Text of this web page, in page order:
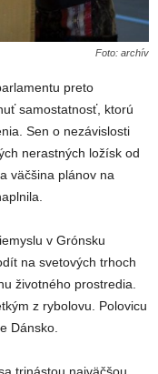
Foto: archív
preto
samostatnosť, ktorú
Sen o nezávislosti
nerastných ložísk od
väčšina plánov na
v Grónsku
na svetových trhoch
životného prostredia.
z rybolovu. Polovicu
Dánsko.